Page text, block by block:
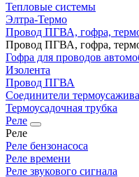
Тепловые системы
Элтра-Термо
Провод ПГВА, гофра,
Провод ПГВА, гофра,
Гофра для проводов
Изолента
Провод ПГВА
Соединители
Термоусадочная трубка
Реле
Реле
Реле бензонасоса
Реле времени
Реле звукового сигнала